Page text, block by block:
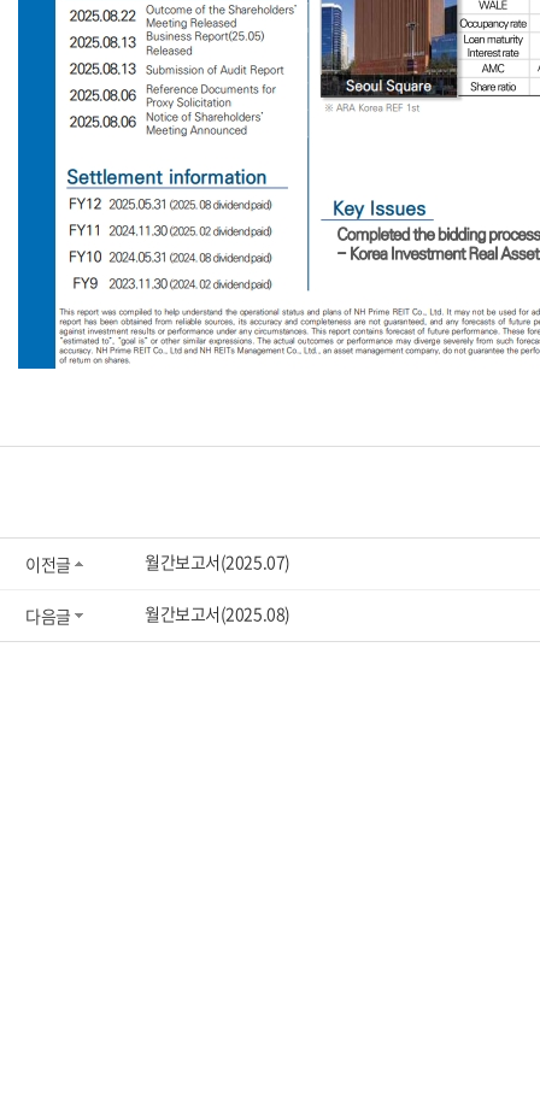
이전글 월간보고서(2025.07)
다음글 월간보고서(2025.08)